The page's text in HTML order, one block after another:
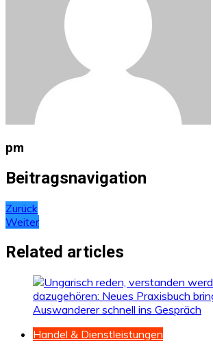
pm
Beitragsnavigation
Zurück
Weiter
Related articles
Handel & Dienstleistungen